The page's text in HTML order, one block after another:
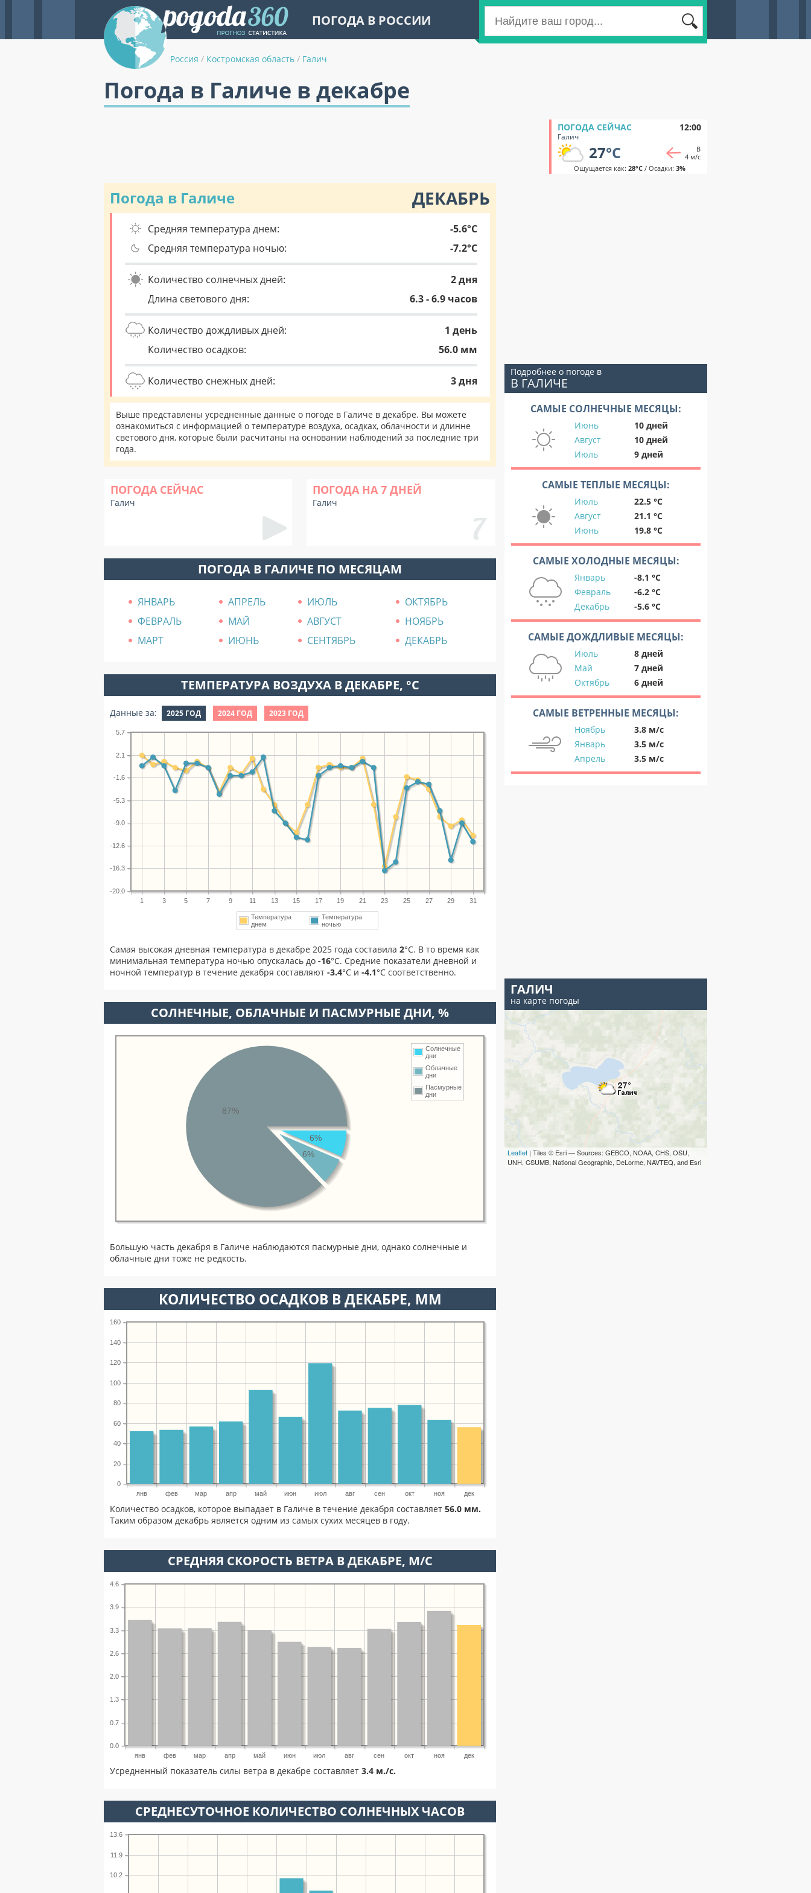
ПОГОДА В РОССИИ
Россия / Костромская область / Галич
Погода в Галиче в декабре
ПОГОДА СЕЙЧАС 12:00
Галич
27°C
В
4 м/с
Ощущается как: 28°C/ Осадки: 3%
Погода в Галиче ДЕКАБРЬ
Средняя температура днем:
-5.6°C
Средняя температура ночью:
-7.2°C
Количество солнечных дней:
2 дня
Длина светового дня:
6.3 - 6.9 часов
Количество дождливых дней:
1 день
Количество осадков:
56.0 мм
Количество снежных дней: 3 дня
Выше представлены усредненные данные о погоде в Галиче в декабре. Вы можете
ознакомиться с информацией о температуре воздуха, осадках, облачности и длинне
светового дня, которые были расчитаны на основании наблюдений за последние три
года.
ПОГОДА СЕЙЧАС
Галич
ПОГОДА НА 7 ДНЕЙ
Галич
ПОГОДА В ГАЛИЧЕ ПО МЕСЯЦАМ
ЯНВАРЬ АПРЕЛЬ ИЮЛЬ
ОКТЯБРЬ
ФЕВРАЛЬ
МАЙ АВГУСТ
НОЯБРЬ
МАРТ
ИЮНЬ СЕНТЯБРЬ ДЕКАБРЬ
ТЕМПЕРАТУРА ВОЗДУХА В ДЕКАБРЕ, °C
Данные за: 2025 ГОД 2024 ГОД 2023 ГОД
1 3 5 7 9 11 13 15 17 19 21 23 25 27 29 31
-20.0
-16.3
-12.6
-9.0
-5.3
-1.6
2.1
5.7
Температура
днем
Температура
ночью
Самая высокая дневная температура в декабре 2025 года составила 2°С. В то время как
минимальная температура ночью опускалась до -16°C. Средние показатели дневной и
ночной температур в течение декабря составляют -3.4°С и -4.1°С соответственно.
CОЛНЕЧНЫЕ, ОБЛАЧНЫЕ И ПАСМУРНЫЕ ДНИ, %
Солнечные
дни
Облачные
дни
Пасмурные
дни
6%
6%
87%
Большую часть декабря в Галиче наблюдаются пасмурные дни, однако солнечные и
облачные дни тоже не редкость.
КОЛИЧЕСТВО ОСАДКОВ В ДЕКАБРЕ, ММ
янв фев мар апр май июн июл авг сен окт ноя дек
0
20
40
60
80
100
120
140
160
Количество осадков, которое выпадает в Галиче в течение декабря составляет 56.0 мм.
Таким образом декабрь является одним из самых сухих месяцев в году.
СРЕДНЯЯ СКОРОСТЬ ВЕТРА В ДЕКАБРЕ, М/С
янв фев мар апр май июн июл авг сен окт ноя дек
0.0
0.7
1.3
2.0
2.6
3.3
3.9
4.6
Усредненный показатель силы ветра в декабре составляет 3.4 м./с.
СРЕДНЕСУТОЧНОЕ КОЛИЧЕСТВО СОЛНЕЧНЫХ ЧАСОВ
10.2
11.9
13.6
Подробнее о погоде в
В ГАЛИЧЕ
САМЫЕ СОЛНЕЧНЫЕ МЕСЯЦЫ:
Июнь
10 дней
Август
10 дней
Июль
9 дней
САМЫЕ ТЕПЛЫЕ МЕСЯЦЫ:
Июль
22.5 °C
Август
21.1 °C
Июнь
19.8 °C
САМЫЕ ХОЛОДНЫЕ МЕСЯЦЫ:
Январь
-8.1 °C
Февраль
-6.2 °C
Декабрь
-5.6 °C
САМЫЕ ДОЖДЛИВЫЕ МЕСЯЦЫ:
Июль
8 дней
Май
7 дней
Октябрь
6 дней
САМЫЕ ВЕТРЕННЫЕ МЕСЯЦЫ:
Ноябрь
3.8 м/с
Январь
3.5 м/с
Апрель
3.5 м/с
ГАЛИЧ
на карте погоды
Leaflet | Tiles © Esri — Sources: GEBCO, NOAA, CHS, OSU,
UNH, CSUMB, National Geographic, DeLorme, NAVTEQ, and Esri